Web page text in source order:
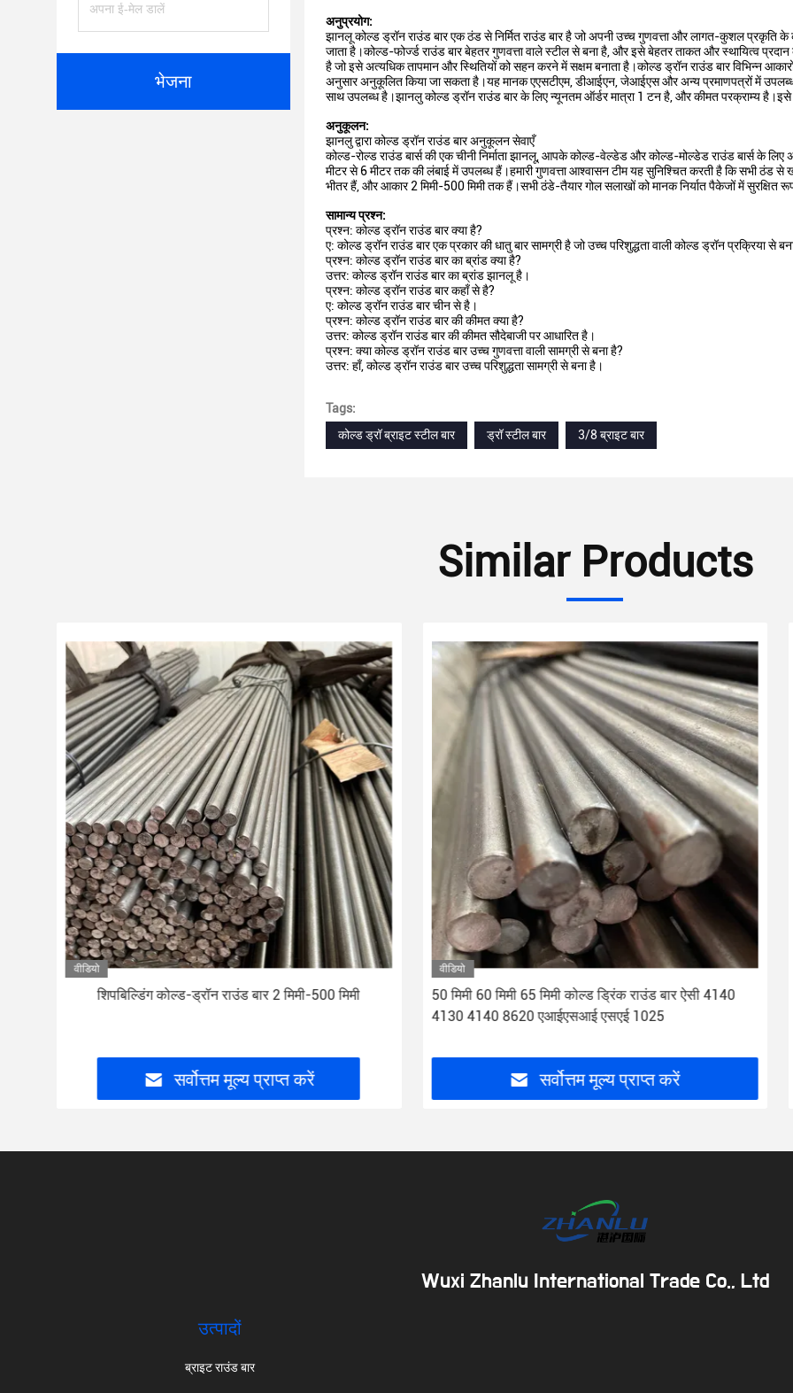
भेजना
अनुप्रयोग:
झानलू कोल्ड ड्रॉन राउंड बार एक ठंड से निर्मित राउंड बार है जो अपनी उच्च गुणवत्ता और लागत-कुशल प्रकृति के
जाता है।कोल्ड-फोर्ज्ड राउंड बार बेहतर गुणवत्ता वाले स्टील से बना है, और इसे बेहतर ताकत और स्थायित्व
है जो इसे अत्यधिक तापमान और स्थितियों को सहन करने में सक्षम बनाता है।कोल्ड ड्रॉन राउंड बार विभिन्न
अनुसार अनुकूलित किया जा सकता है।यह मानक एएसटीएम, डीआईएन, जेआईएस और अन्य प्रमाणपत्रों में
साथ उपलब्ध है।झानलु कोल्ड ड्रॉन राउंड बार के लिए न्यूनतम ऑर्डर मात्रा 1 टन है, और कीमत परक्राम्य है।इसे
अनुकूलन:
झानलु द्वारा कोल्ड ड्रॉन राउंड बार अनुकूलन सेवाएँ
कोल्ड-रोल्ड राउंड बार्स की एक चीनी निर्माता झानलू, आपके कोल्ड-वेल्डेड और कोल्ड-मोल्डेड राउंड बार्स के
मीटर से 6 मीटर तक की लंबाई में उपलब्ध हैं।हमारी गुणवत्ता आश्वासन टीम यह सुनिश्चित करती है कि सभी
भीतर हैं, और आकार 2 मिमी-500 मिमी तक हैं।सभी ठंडे-तैयार गोल सलाखों को मानक निर्यात पैकेजों में सुरक्षित
सामान्य प्रश्न:
प्रश्न: कोल्ड ड्रॉन राउंड बार क्या है?
ए: कोल्ड ड्रॉन राउंड बार एक प्रकार की धातु बार सामग्री है जो उच्च परिशुद्धता वाली कोल्ड ड्रॉन प्रक्रिया से
प्रश्न: कोल्ड ड्रॉन राउंड बार का ब्रांड क्या है?
उत्तर: कोल्ड ड्रॉन राउंड बार का ब्रांड झानलू है।
प्रश्न: कोल्ड ड्रॉन राउंड बार कहाँ से है?
ए: कोल्ड ड्रॉन राउंड बार चीन से है।
प्रश्न: कोल्ड ड्रॉन राउंड बार की कीमत क्या है?
उत्तर: कोल्ड ड्रॉन राउंड बार की कीमत सौदेबाजी पर आधारित है।
प्रश्न: क्या कोल्ड ड्रॉन राउंड बार उच्च गुणवत्ता वाली सामग्री से बना है?
उत्तर: हाँ, कोल्ड ड्रॉन राउंड बार उच्च परिशुद्धता सामग्री से बना है।
Tags:
कोल्ड ड्रॉ ब्राइट स्टील बार
ड्रॉ स्टील बार 3/8 ब्राइट बार
Similar Products
वीडियो
शिपबिल्डिंग कोल्ड-ड्रॉन राउंड बार 2 मिमी-500 मिमी
सर्वोत्तम मूल्य प्राप्त करें
वीडियो
50 मिमी 60 मिमी 65 मिमी कोल्ड ड्रिंक राउंड बार ऐसी 4140
4130 4140 8620 एआईएसआई एसएई 1025
सर्वोत्तम मूल्य प्राप्त करें
Wuxi Zhanlu International Trade Co., Ltd
उत्पादों
ब्राइट राउंड बार